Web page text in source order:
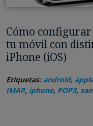
Cómo
tu móvil con
iPhone (iOS)
Etiquetas: android,
IMAP, iphone, POP3,